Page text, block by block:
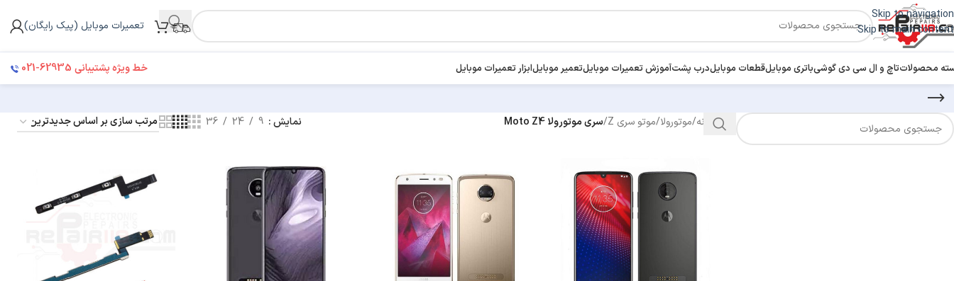
Skip to navigation
Skip to main content
تعمیرات موبایل (پیک رایگان)
محصولاتتاچ و ال سی دی گوشیباتری موبایلقطعات موبایلدرب پشتآموزش تعمیرات موبایلتعمیر موبایلابزار تعمیرات موبایل خط ویژه پشتیبانی 021-62935
خانه/موتورولا/موتو سری Z /سری موتورولا Moto Z4 نمایش 9
24
36